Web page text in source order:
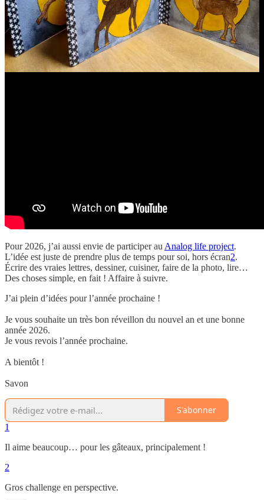
Pour 2026, j’ai aussi envie de participer au Analog life project.
L’idée est juste de prendre plus de temps pour soi, hors écran2.
Écrire des vraies lettres, dessiner, cuisiner, faire de la photo, lire…
Des choses simple, en fait ! Affaire à suivre.
J’ai plein d’idées pour l’année prochaine !
Je vous souhaite un très bon réveillon du nouvel an et une bonne
année 2026.
Je vous revois l’année prochaine.
A bientôt !
Savon
S'abonner
1
Il aime beaucoup… pour les gâteaux, principalement !
2
Gros challenge en perspective.